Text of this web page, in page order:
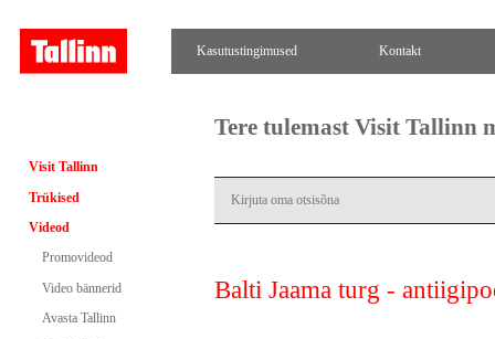
Kasutustingimused Kontakt
Visit Tallinn
Trükised
Videod
Promovideod
Video bännerid
Avasta Tallinn
Tere tulemast Visit Tallinn
Balti Jaama turg -